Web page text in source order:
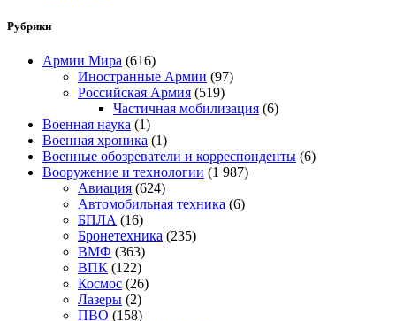
Рубрики
Армии Мира (616)
Иностранные Армии (97)
Российская Армия (519)
Частичная мобилизация (6)
Военная наука (1)
Военная хроника (1)
Военные обозреватели и корреспонденты (6)
Вооружение и технологии (1 987)
Авиация (624)
Автомобильная техника (6)
БПЛА (16)
Бронетехника (235)
ВМФ (363)
ВПК (122)
Космос (26)
Лазеры (2)
ПВО (158)